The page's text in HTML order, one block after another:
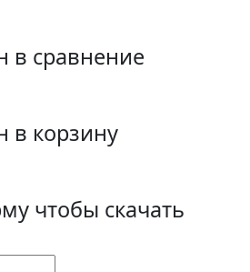
в сравнение
в корзину
чтобы скачать